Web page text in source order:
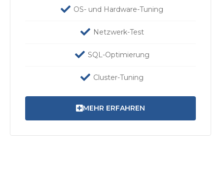
OS- und Hardware-Tuning
Netzwerk-Test
SQL-Optimierung
Cluster-Tuning
MEHR ERFAHREN